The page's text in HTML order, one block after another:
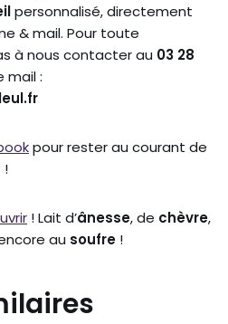
personnalisé, directement
& mail. Pour toute
à nous contacter au 03 28
mail :
pour rester au courant de
!
! Lait d’ânesse, de chèvre,
au soufre !